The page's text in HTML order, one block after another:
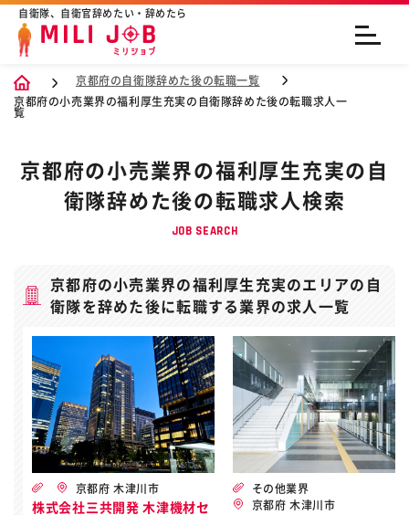
自衛隊、自衛官辞めたい・辞めたら
京都府の自衛隊辞めた後の転職一覧
京都府の小売業界の福利厚生充実の自衛隊辞めた後の転職求人一
覧
京都府の小売業界の福利厚生充実の自
衛隊辞めた後の転職求人検索
JOB SEARCH
京都府の小売業界の福利厚生充実のエリアの自
衛隊を辞めた後に転職する業界の求人一覧
京都府 木津川市
株式会社三共開発 木津機材セ
その他業界
京都府 木津川市